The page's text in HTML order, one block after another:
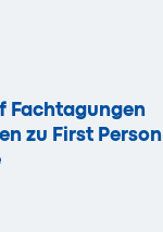
Fachtagungen
zu First Person